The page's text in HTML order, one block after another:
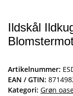
Ildskål
Artikelnummer:
EAN / GTIN:
Kategori: Grøn